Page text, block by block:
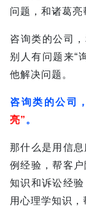
问题，和诸葛亮
咨询类的公司
别人有问题来“
他解决问题。
咨询类的公司
亮”。
那什么是用信息
例经验，帮客
知识和诉讼经
用心理学知识，